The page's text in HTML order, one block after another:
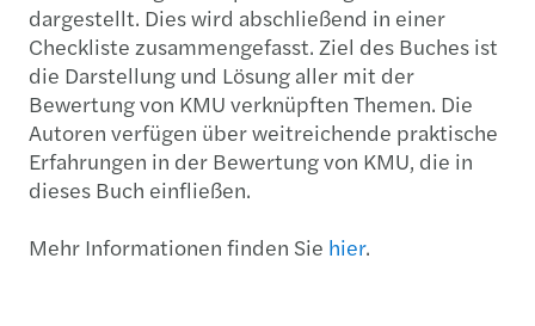
dargestellt. Dies wird abschließend in einer
Checkliste zusammengefasst. Ziel des Buches ist
die Darstellung und Lösung aller mit der
Bewertung von KMU verknüpften Themen. Die
Autoren verfügen über weitreichende praktische
Erfahrungen in der Bewertung von KMU, die in
dieses Buch einfließen.
Mehr Informationen finden Sie hier.